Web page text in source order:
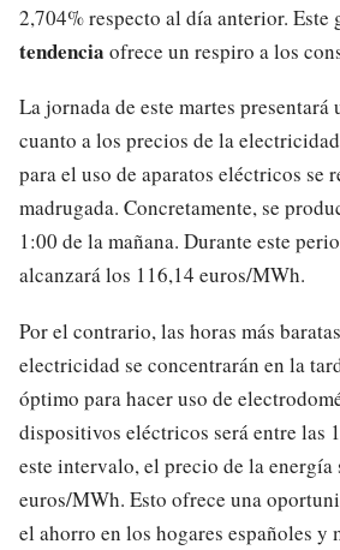
2,704% respecto al día anterior. Este
tendencia ofrece un respiro a los
La jornada de este martes presentará
cuanto a los precios de la
para el uso de aparatos eléctricos se
madrugada. Concretamente, se
1:00 de la mañana. Durante este
alcanzará los 116,14 euros/MWh.
Por el contrario, las horas más
electricidad se concentrarán en la
óptimo para hacer uso de
dispositivos eléctricos será entre las
este intervalo, el precio de la energía
euros/MWh. Esto ofrece una
el ahorro en los hogares españoles y